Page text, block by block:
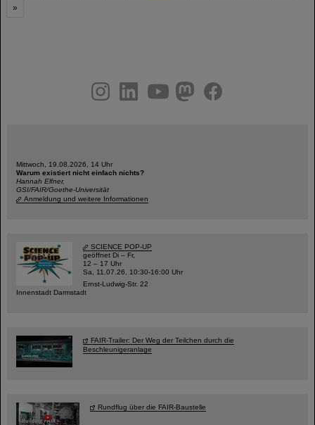
»
youtubehelmholtz.socialfacebook
Mittwoch, 19.08.2026, 14 Uhr
Warum existiert nicht einfach nichts?
Hannah Elfner,
GSI/FAIR/Goethe-Universität
Anmeldung und weitere Informationen
SCIENCE POP-UP
geöffnet Di – Fr,
12 – 17 Uhr
Sa, 11.07.26, 10:30-16:00 Uhr
Ernst-Ludwig-Str. 22
Innenstadt Darmstadt
FAIR-Trailer: Der Weg der Teilchen durch die
Beschleunigeranlage
Rundflug über die FAIR-Baustelle